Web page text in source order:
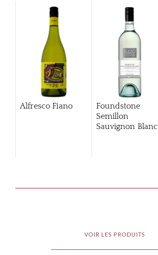
Alfresco Fiano
Foundstone
Semillon
Sauvignon Blanc
VOIR LES PRODUITS